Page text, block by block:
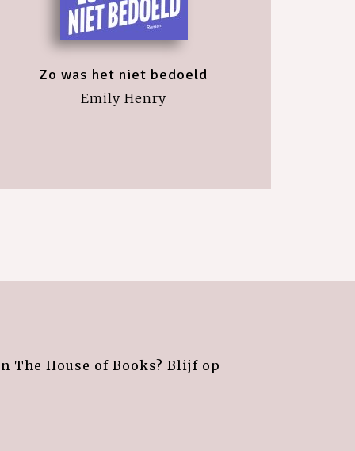
Zo was het niet bedoeld
Emily Henry
The House of Books? Blijf op